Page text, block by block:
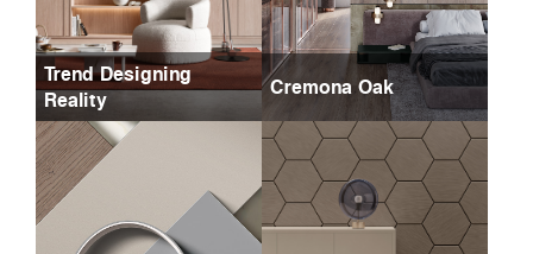
Trend Designing
Reality
Cremona Oak